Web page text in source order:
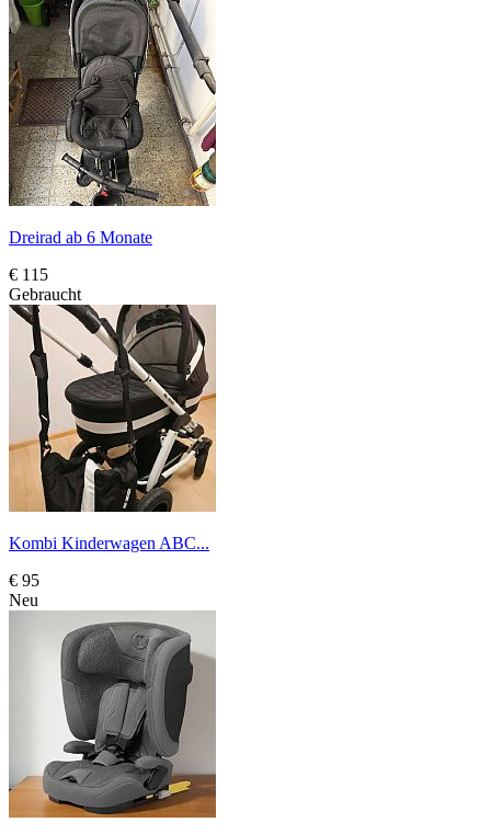
Dreirad ab 6 Monate
€ 115
Gebraucht
Kombi Kinderwagen ABC...
€ 95
Neu